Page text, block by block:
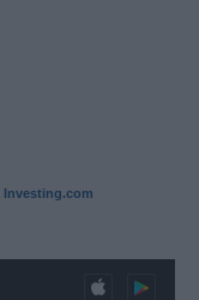
Investing.com